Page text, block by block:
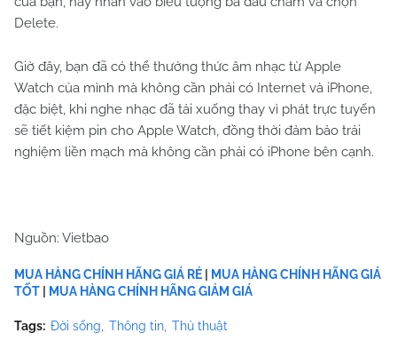
Delete.
Giờ đây, bạn đã có thể thưởng thức âm nhạc từ Apple
Watch của mình mà không cần phải có Internet và iPhone,
đặc biệt, khi nghe nhạc đã tải xuống thay vì phát trực tuyến
sẽ tiết kiệm pin cho Apple Watch, đồng thời đảm bảo trải
nghiệm liền mạch mà không cần phải có iPhone bên cạnh.
Nguồn: Vietbao
MUA HÀNG CHÍNH HÃNG GIÁ RẺ
MUA HÀNG CHÍNH HÃNG GIÁ
TỐT
MUA HÀNG CHÍNH HÃNG GIẢM GIÁ
Tags: Đời sống Thông tin Thủ thuật